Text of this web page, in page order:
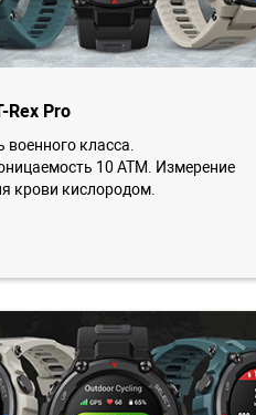
Rex Pro
военного класса.
10 ATM. Измерение
крови кислородом.